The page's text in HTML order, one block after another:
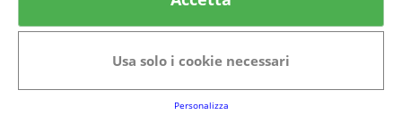
Categorie in evidenza
Alimenti e bevande
Senior
Usa solo i cookie necessari
Personalizza